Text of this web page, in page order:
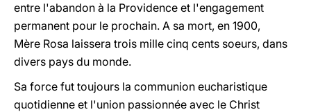
entre l'abandon à la Providence et l'engagement
permanent pour le prochain. A sa mort, en 1900,
Mère Rosa laissera trois mille cinq cents soeurs, dans
divers pays du monde.
Sa force fut toujours la communion eucharistique
quotidienne et l'union passionnée avec le Christ